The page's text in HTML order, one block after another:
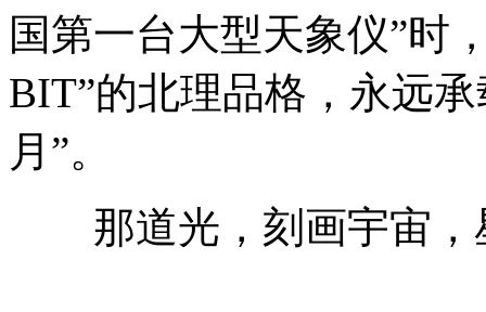
国第一台大型天象仪”时
BIT”的北理品格，永远
月”。
那道光，刻画宇宙，